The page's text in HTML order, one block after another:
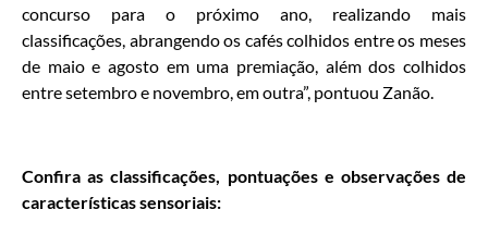
concurso para o próximo ano, realizando mais
classificações, abrangendo os cafés colhidos entre os meses
de maio e agosto em uma premiação, além dos colhidos
entre setembro e novembro, em outra”, pontuou Zanão.
Confira as classificações, pontuações e observações de
características sensoriais: